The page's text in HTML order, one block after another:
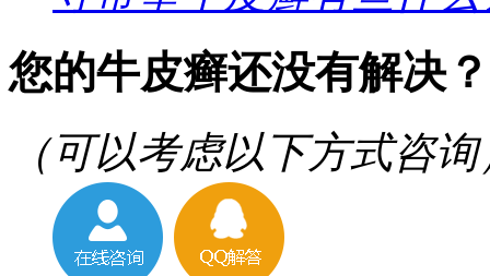
您的牛皮癣还没有解决？
（可以考虑以下方式咨询